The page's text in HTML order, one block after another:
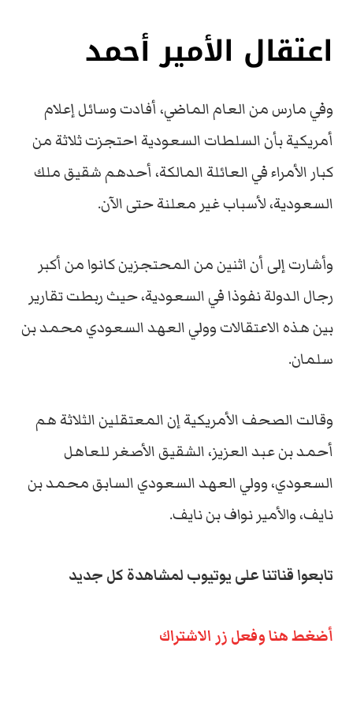
اعتقال الأمير أحمد
وفي مارس من العام الماضي، أفادت وسائل إعلام
أمريكية بأن السلطات السعودية احتجزت ثلاثة من
كبار الأمراء في العائلة المالكة، أحدهم شقيق ملك
السعودية، لأسباب غير معلنة حتى الآن.
وأشارت إلى أن اثنين من المحتجزين كانوا من أكبر
رجال الدولة نفوذا في السعودية، حيث ربطت تقارير
بين هذه الاعتقالات وولي العهد السعودي محمد بن
سلمان.
وقالت الصحف الأمريكية إن المعتقلين الثلاثة هم
أحمد بن عبد العزيز، الشقيق الأصغر للعاهل
السعودي، وولي العهد السعودي السابق محمد بن
نايف، والأمير نواف بن نايف.
تابعوا قناتنا على يوتيوب لمشاهدة كل جديد
أضغط هنا وفعل زر الاشتراك